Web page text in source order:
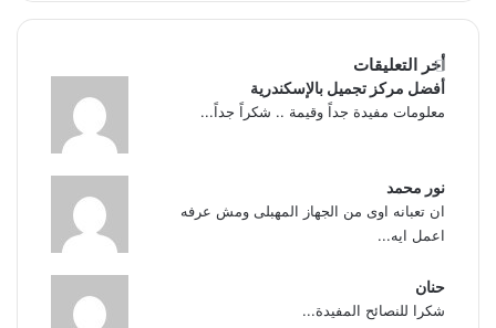
أخر التعليقات
أفضل مركز تجميل بالإسكندرية
معلومات مفيدة جداً وقيمة .. شكراً جداً...
نور محمد
ان تعبانه اوى من الجهاز المهبلى ومش عرفه
اعمل ايه...
حنان
شكرا للنصائح المفيدة...